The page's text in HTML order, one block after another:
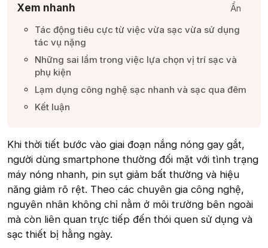
Xem nhanh
Ẩn
Tác động tiêu cực từ việc vừa sạc vừa sử dụng
tác vụ nặng​
Những sai lầm trong việc lựa chọn vị trí sạc và
phụ kiện​
Lạm dụng công nghệ sạc nhanh và sạc qua đêm​
Kết luận​
Khi thời tiết bước vào giai đoạn nắng nóng gay gắt,
người dùng smartphone thường đối mặt với tình trạng
máy nóng nhanh, pin sụt giảm bất thường và hiệu
năng giảm rõ rệt. Theo các chuyên gia công nghệ,
nguyên nhân không chỉ nằm ở môi trường bên ngoài
mà còn liên quan trực tiếp đến thói quen sử dụng và
sạc thiết bị hằng ngày.